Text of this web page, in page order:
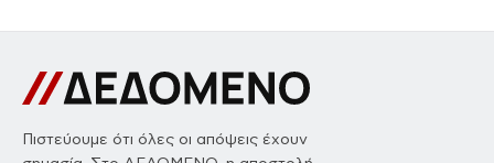
Πιστεύουμε ότι όλες οι απόψεις έχουν